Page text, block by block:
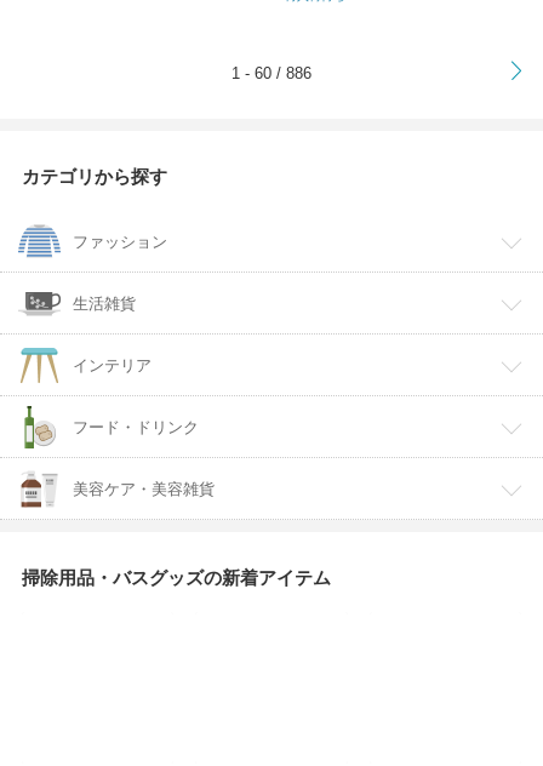
1 - 60 / 886
カテゴリから探す
ファッション
生活雑貨
インテリア
フード・ドリンク
美容ケア・美容雑貨
掃除用品・バスグッズの新着アイテム